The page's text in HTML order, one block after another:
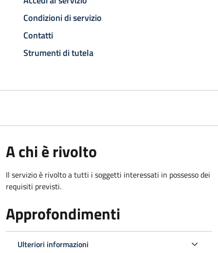
Condizioni di servizio
Contatti
Strumenti di tutela
A chi è rivolto
Il servizio è rivolto a tutti i soggetti interessati in possesso dei
requisiti previsti.
Approfondimenti
Ulteriori informazioni